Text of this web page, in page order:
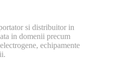
si distribuitor in
in domenii precum
echipamente